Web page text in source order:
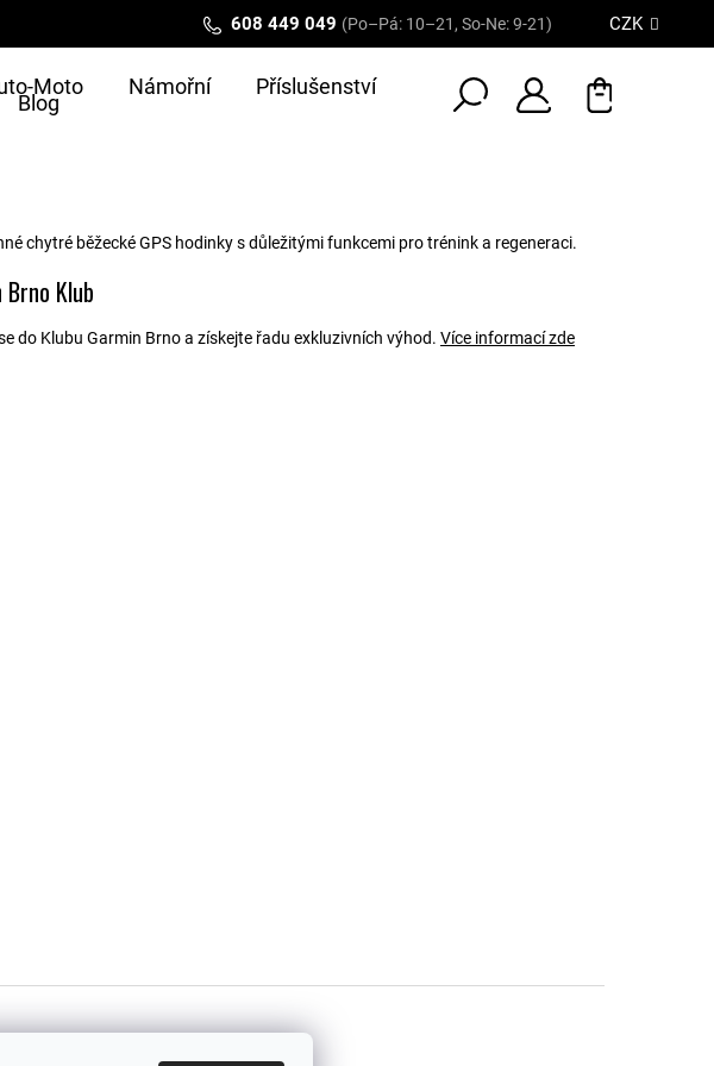
608 449 049 (Po–Pá: 10–21, So-Ne: 9-21) CZK
Moto Námořní Příslušenství
Blog
chytré běžecké GPS hodinky s důležitými funkcemi pro trénink a regeneraci.
Brno Klub
do Klubu Garmin Brno a získejte řadu exkluzivních výhod. Více informací zde